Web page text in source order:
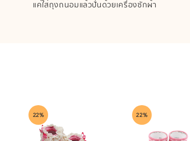
แค่ใส่ถุงถนอมแล้วปั่นด้วยเครื่องซักผ้า
22% 22%